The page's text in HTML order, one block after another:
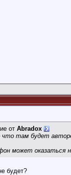
от Abradox
там будет
может оказаться
будет?